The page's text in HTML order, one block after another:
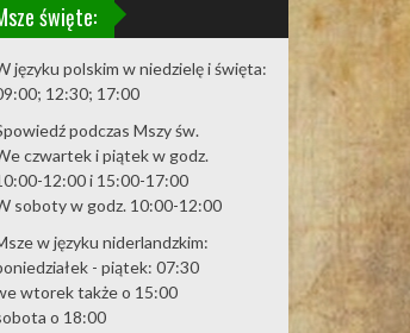
święte:
języku polskim w niedzielę i święta:
12:30; 17:00
podczas Mszy św.
czwartek i piątek w godz.
12:00 i 15:00-17:00
soboty w godz. 10:00-12:00
w języku niderlandzkim:
- piątek: 07:30
wtorek także o 15:00
o 18:00